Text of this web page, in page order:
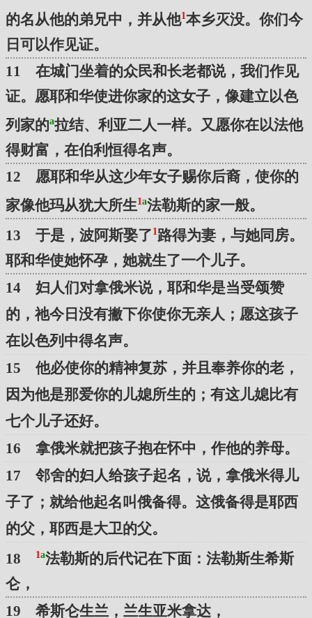
的名从他的弟兄中，并从他1本乡灭没。你们今
日可以作见证。
11 在城门坐着的众民和长老都说，我们作见
证。愿耶和华使进你家的这女子，像建立以色
列家的a拉结、利亚二人一样。又愿你在以法他
得财富，在伯利恒得名声。
12 愿耶和华从这少年女子赐你后裔，使你的
家像他玛从犹大所生1 a法勒斯的家一般。
13 于是，波阿斯娶了 1 路得为妻，与她同房。
耶和华使她怀孕，她就生了一个儿子。
14 妇人们对拿俄米说，耶和华是当受颂赞
的，祂今日没有撇下你使你无亲人；愿这孩子
在以色列中得名声。
15 他必使你的精神复苏，并且奉养你的老，
因为他是那爱你的儿媳所生的；有这儿媳比有
七个儿子还好。
16 拿俄米就把孩子抱在怀中，作他的养母。
17 邻舍的妇人给孩子起名，说，拿俄米得儿
子了；就给他起名叫俄备得。这俄备得是耶西
的父，耶西是大卫的父。
18
1a法勒斯的后代记在下面：法勒斯生希斯
仑，
19 希斯仑生兰，兰生亚米拿达，